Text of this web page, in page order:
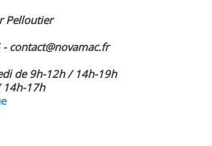
Pelloutier
contact@novamac.fr
de 9h-12h / 14h-19h
14h-17h